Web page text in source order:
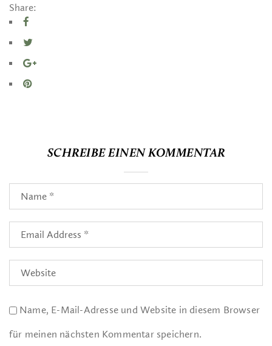
Share:
SCHREIBE EINEN KOMMENTAR
Name, E-Mail-Adresse und Website in diesem Browser
für meinen nächsten Kommentar speichern.